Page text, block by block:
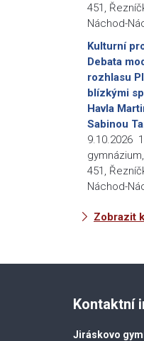
451,
Náchod-
Kulturní
Debata
rozhlasu
blízkými
Havla
Sabinou
9.10.2026
451,
Náchod-
Zobrazit
Kontaktní
Jiráskovo